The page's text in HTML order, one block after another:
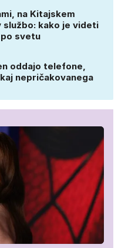
na Kitajskem
službo: kako je videti
svetu
oddajo telefone,
nepričakovanega